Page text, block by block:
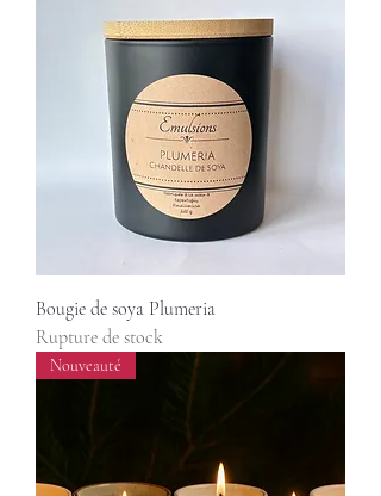
Bougie de soya Plumeria
Rupture de stock
Nouveauté